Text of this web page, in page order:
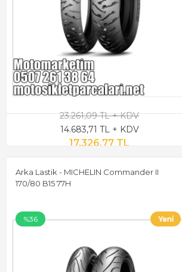
23.261,09 TL + KDV
14.683,71 TL + KDV
17.326,77 TL
Arka Lastik - MICHELIN Commander II
170/80 B15 77H
%36